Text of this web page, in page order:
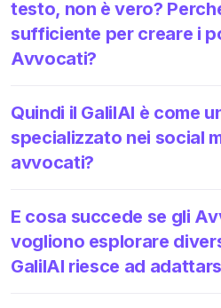
testo, non è vero?
sufficiente per creare i
Avvocati?
Quindi il GalilAI è come
specializzato nei social
avvocati?
E cosa succede se gli
vogliono esplorare
GalilAI riesce ad